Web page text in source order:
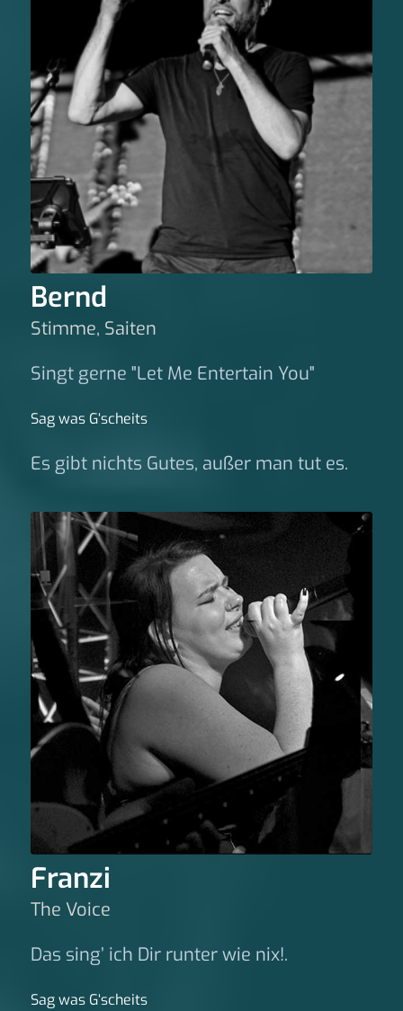
Bernd
Stimme, Saiten
Singt gerne "Let Me Entertain You"
Sag was G‘scheits
Es gibt nichts Gutes, außer man tut es.
Franzi
The Voice
Das sing’ ich Dir runter wie nix!.
Sag was G‘scheits